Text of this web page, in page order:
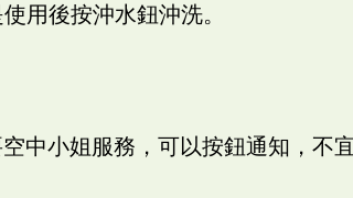
用後按沖水鈕沖洗。
中小姐服務，可以按鈕通知，不